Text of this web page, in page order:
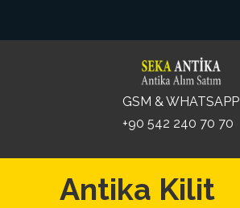
GSM & WHATSAPP
+90 542 240 70 70
Antika Kilit